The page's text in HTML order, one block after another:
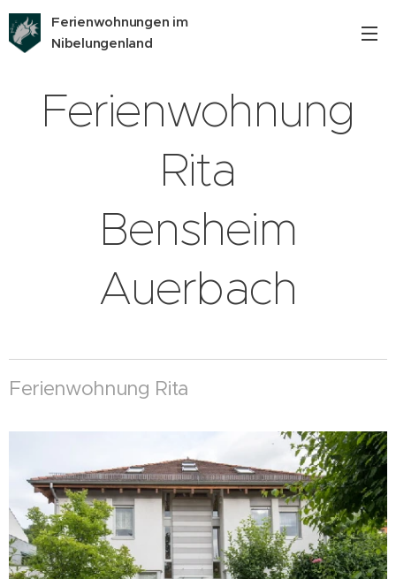
Ferienwohnungen im
Nibelungenland
Ferienwohnung
Rita
Bensheim
Auerbach
Ferienwohnung Rita